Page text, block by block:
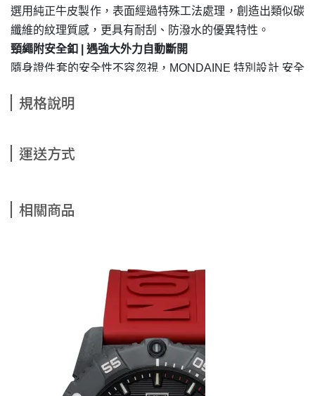
選用純正牛皮製作，表面經過特殊工法處理，創造出類似碳
纖維的紋理質感，更具有耐刮、防潑水的優異特性。
頸繩附安全釦
遇強大外力自動斷開
隨身證件套的安全性不容忽視， MONDAINE特別設計 安全
意外發生，適合通勤族、學生、機場工作者及長時間配戴證
萬向鉤環設計
360度萬向鉤環讓掛繩與證件套不易糾結，即使頻繁取用卡
性。
雙側卡槽：可放置悠遊卡、信用卡、
論通勤、購物或進出門禁，一卡即刷，省去翻找的時間。
|隱私不外露
透明視窗採用
霧化防窺設計，確保證件內容僅在特定角度
可見，提升個人隱私保護，避免敏感資訊被他人窺探，適合
銀行、科技業等對資訊安全有高要求的職場人士。
規格說明
運送方式
相關商品